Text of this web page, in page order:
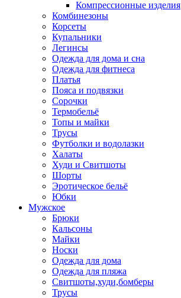
Компрессионные изделия
Комбинезоны
Корсеты
Купальники
Легинсы
Одежда для дома и сна
Одежда для фитнеса
Платья
Пояса и подвязки
Сорочки
Термобельё
Топы и майки
Трусы
Футболки и водолазки
Халаты
Худи и Свитшоты
Шорты
Эротическое бельё
Юбки
Мужское
Брюки
Кальсоны
Майки
Носки
Одежда для дома
Одежда для пляжа
Свитшоты,худи,бомберы
Трусы